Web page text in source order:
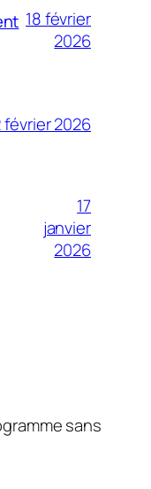
18 février
2026
février 2026
17
janvier
2026
sans